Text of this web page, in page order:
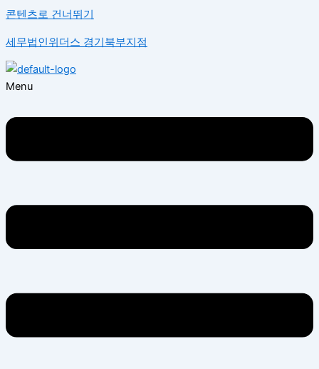
콘텐츠로 건너뛰기
세무법인위더스 경기북부지점
Menu